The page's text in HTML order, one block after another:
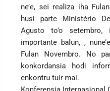
ne’e, sei realiza iha
husi parte Ministério
Agusto to’o
importante balun, ,
Fulan Novembro. No
konkordansia hodi
enkontru tuir mai.